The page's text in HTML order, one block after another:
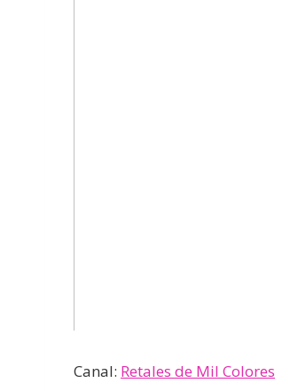
Canal: Retales de Mil Colores